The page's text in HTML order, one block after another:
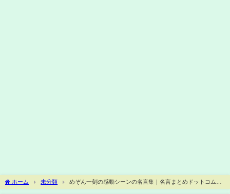
ホーム 未分類
めぞん一刻の感動シーンの名言集｜名言まとめドットコム
【名言集】